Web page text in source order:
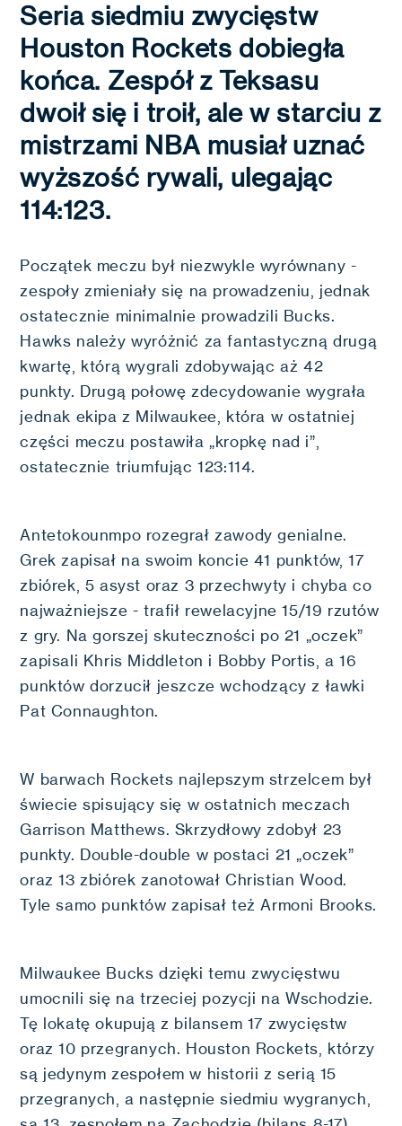
Seria siedmiu zwycięstw
Houston Rockets dobiegła
końca. Zespół z Teksasu
dwoił się i troił, ale w starciu z
mistrzami NBA musiał uznać
wyższość rywali, ulegając
114:123.
Początek meczu był niezwykle wyrównany -
zespoły zmieniały się na prowadzeniu, jednak
ostatecznie minimalnie prowadzili Bucks.
Hawks należy wyróżnić za fantastyczną drugą
kwartę, którą wygrali zdobywając aż 42
punkty. Drugą połowę zdecydowanie wygrała
jednak ekipa z Milwaukee, która w ostatniej
części meczu postawiła „kropkę nad i”,
ostatecznie triumfując 123:114.
Antetokounmpo rozegrał zawody genialne.
Grek zapisał na swoim koncie 41 punktów, 17
zbiórek, 5 asyst oraz 3 przechwyty i chyba co
najważniejsze - trafił rewelacyjne 15/19 rzutów
z gry. Na gorszej skuteczności po 21 „oczek”
zapisali Khris Middleton i Bobby Portis, a 16
punktów dorzucił jeszcze wchodzący z ławki
Pat Connaughton.
W barwach Rockets najlepszym strzelcem był
świecie spisujący się w ostatnich meczach
Garrison Matthews. Skrzydłowy zdobył 23
punkty. Double-double w postaci 21 „oczek”
oraz 13 zbiórek zanotował Christian Wood.
Tyle samo punktów zapisał też Armoni Brooks.
Milwaukee Bucks dzięki temu zwycięstwu
umocnili się na trzeciej pozycji na Wschodzie.
Tę lokatę okupują z bilansem 17 zwycięstw
oraz 10 przegranych. Houston Rockets, którzy
są jedynym zespołem w historii z serią 15
przegranych, a następnie siedmiu wygranych,